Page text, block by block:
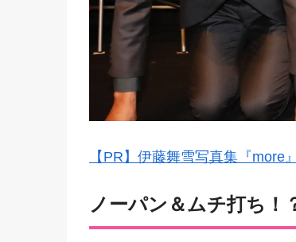
【PR】伊藤舞雪写真集『more』
ノーパン＆ムチ打ち